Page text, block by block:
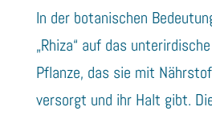
In der botanischen
„Rhiza“ auf das
Pflanze, das sie mit
versorgt und ihr Halt gibt.